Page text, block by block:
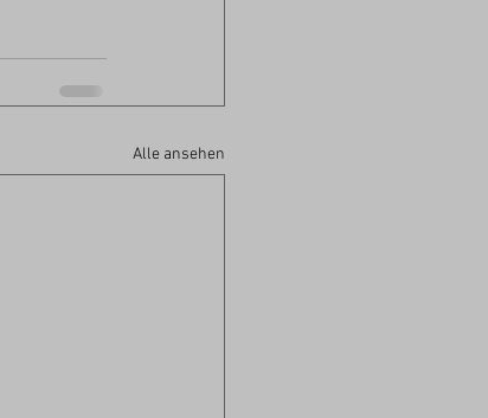
Alle ansehen